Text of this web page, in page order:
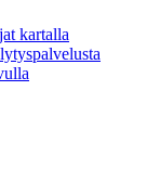
kartalla